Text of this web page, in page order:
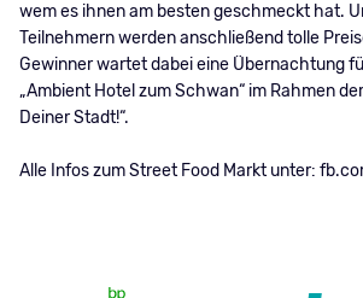
wem es ihnen am besten geschmeckt hat.
Teilnehmern werden anschließend tolle
Gewinner wartet dabei eine Übernachtung
„Ambient Hotel zum Schwan“ im Rahmen
Deiner Stadt!“.
Alle Infos zum Street Food Markt unter: